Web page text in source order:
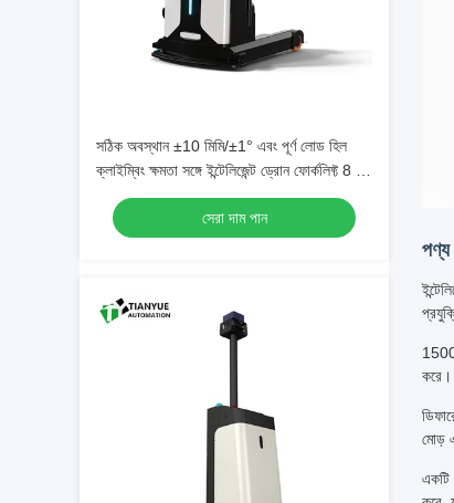
সঠিক অবস্থান ±10 মিমি/±1° এবং পূর্ণ লোড হিল
ক্লাইম্বিং ক্ষমতা সঙ্গে ইন্টেলিজেন্ট ড্রোন ফোর্কলিফ্ট 8 ঘন্টা
অবিচ্ছিন্ন অপারেশন জন্য 3%
সেরা দাম পান
পণ্য
1500
করে।
মোড়
একটি